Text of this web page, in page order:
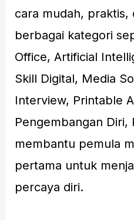
cara mudah, praktis,
berbagai kategori
Office, Artificial
Skill Digital, Media
Interview, Printable
Pengembangan Diri,
membantu pemula
pertama untuk
percaya diri.